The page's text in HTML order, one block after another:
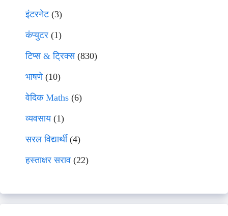
इंटरनेट(3)
कंप्युटर (1)
टिप्स & ट्रिक्स(830)
भाषणे(10)
वेदिक Maths (6)
व्यवसाय(1)
सरल विद्यार्थी(4)
हस्ताक्षर सराव (22)